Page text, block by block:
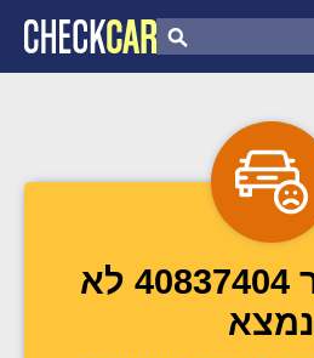
צ'ק קאר
דוח בדיקת רכב
רכב מספר 40837404 לא
נמצא